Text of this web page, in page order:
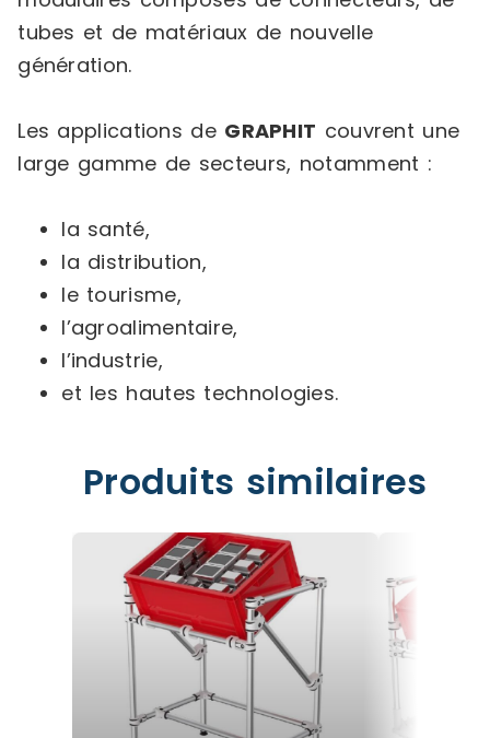
tubes et de matériaux de nouvelle
génération.
Les applications de GRAPHIT couvrent une
large gamme de secteurs, notamment :
la santé,
la distribution,
le tourisme,
l’agroalimentaire,
l’industrie,
et les hautes technologies.
Produits similaires